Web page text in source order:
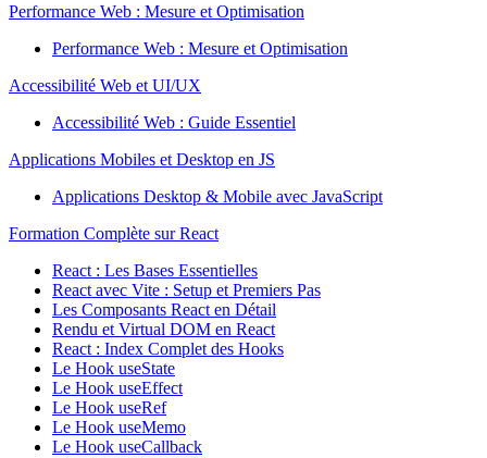
Performance Web : Mesure et Optimisation
Performance Web : Mesure et Optimisation
Accessibilité Web et UI/UX
Accessibilité Web : Guide Essentiel
Applications Mobiles et Desktop en JS
Applications Desktop & Mobile avec JavaScript
Formation Complète sur React
React : Les Bases Essentielles
React avec Vite : Setup et Premiers Pas
Les Composants React en Détail
Rendu et Virtual DOM en React
React : Index Complet des Hooks
Le Hook useState
Le Hook useEffect
Le Hook useRef
Le Hook useMemo
Le Hook useCallback